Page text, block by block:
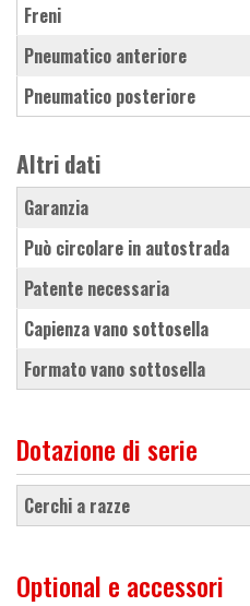
Freni
Pneumatico anteriore
Pneumatico posteriore
Altri dati
Garanzia
Può circolare in autostrada
Patente necessaria
Capienza vano sottosella
Formato vano sottosella
Dotazione di serie
cerchi a razze
Optional e accessori